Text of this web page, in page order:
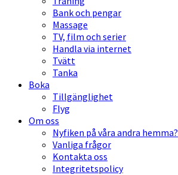
Bank och pengar
Massage
TV, film och serier
Handla via internet
Tvätt
Tanka
Boka
Tillgänglighet
Flyg
Om oss
Nyfiken på våra andra hemma?
Vanliga frågor
Kontakta oss
Integritetspolicy